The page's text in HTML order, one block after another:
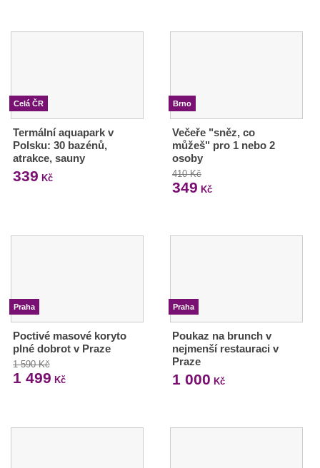
Celá ČR
Termální aquapark v
Polsku: 30 bazénů,
atrakce, sauny
339 Kč
Brno
Večeře "sněz, co
můžeš" pro 1 nebo 2
osoby
410 Kč
349 Kč
Praha
Poctivé masové koryto
plné dobrot v Praze
1 590 Kč
1 499 Kč
Praha
Poukaz na brunch v
nejmenší restauraci v
Praze
1 000 Kč